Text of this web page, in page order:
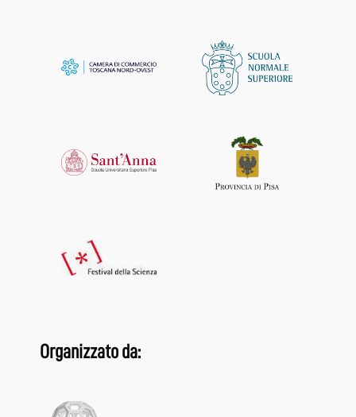
Organizzato da: